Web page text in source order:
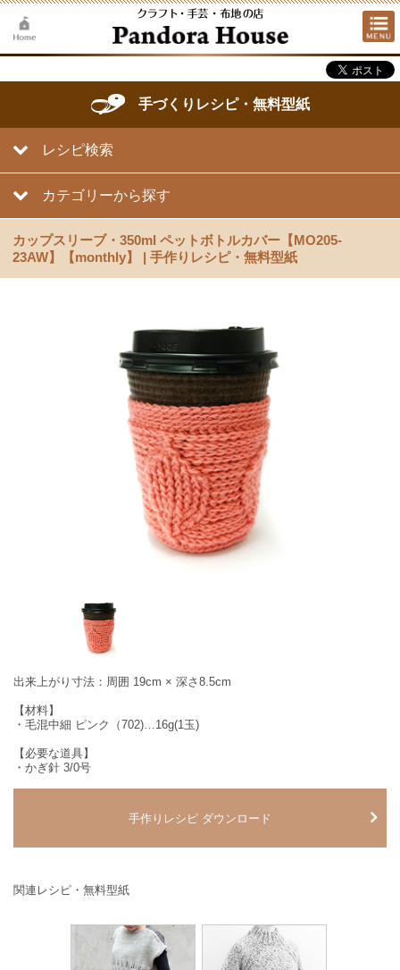
手づくりレシピ・無料型紙
レシピ検索
カテゴリーから探す
カップスリーブ・350ml ペットボトルカバー【MO205-
23AW】【monthly】 | 手作りレシピ・無料型紙
出来上がり寸法：周囲 19cm × 深さ8.5cm
【材料】
・毛混中細 ピンク（702)…16g(1玉)
【必要な道具】
・かぎ針 3/0号
手作りレシピ ダウンロード
関連レシピ・無料型紙